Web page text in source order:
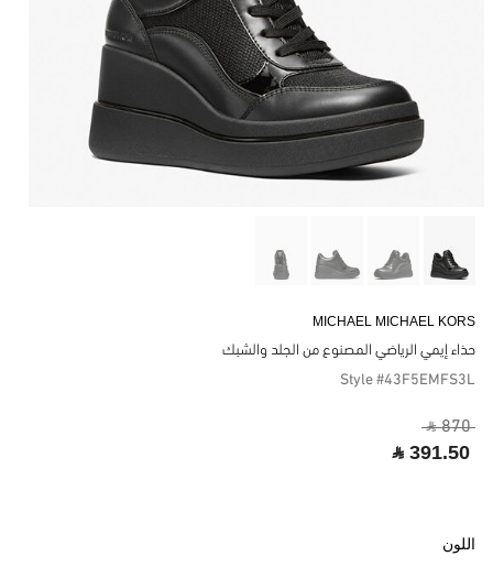
MICHAEL MICHAEL KORS
حذاء إيمي الرياضي المصنوع من الجلد والشبك
Style #43F5EMFS3L
‎ ⃁ 870 ‎
‎ ⃁ 391.50 ‎
اللون